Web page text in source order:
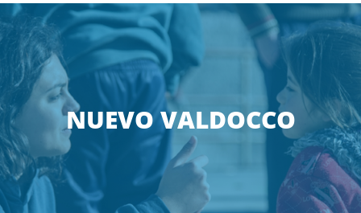
NUEVO VALDOCCO